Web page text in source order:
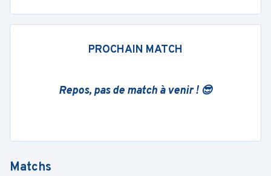
PROCHAIN MATCH
Repos, pas de match à venir ! 😎
Matchs